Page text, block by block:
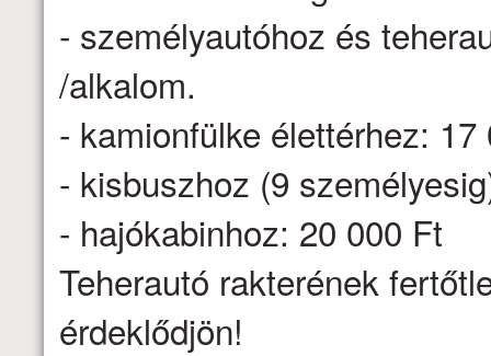
- személyautóhoz és
/alkalom.
- kamionfülke élettérhez: 17
- kisbuszhoz (9
- hajókabinhoz: 20 000 Ft
Teherautó rakterének
érdeklődjön!